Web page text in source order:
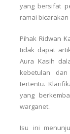
yang bersifat
ramai
Pihak Ridwan
tidak dapat
Aura Kasih
kebetulan
tertentu.
yang
warganet.
Isu ini